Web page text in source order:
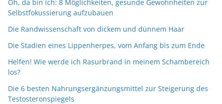
Oh, da bin ich: 8 Möglichkeiten, gesunde Gewohnheiten zur
Selbstfokussierung aufzubauen
Die Randwissenschaft von dickem und dünnem Haar
Die Stadien eines Lippenherpes, vom Anfang bis zum Ende
Helfen! Wie werde ich Rasurbrand in meinem Schambereich
los?
Die 6 besten Nahrungsergänzungsmittel zur Steigerung des
Testosteronspiegels